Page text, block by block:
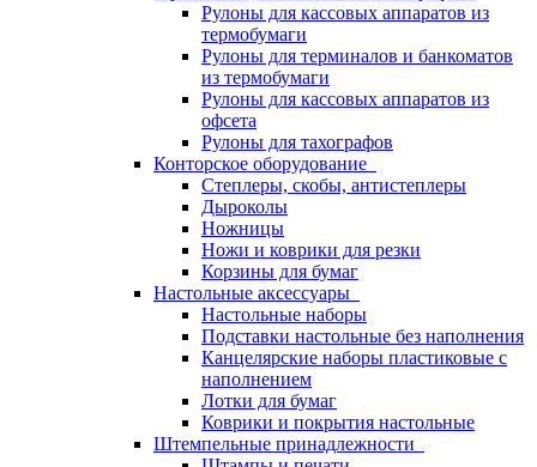
Рулоны для кассовых аппаратов из
термобумаги
Рулоны для терминалов и банкоматов
из термобумаги
Рулоны для кассовых аппаратов из
офсета
Рулоны для тахографов
Конторское оборудование
Степлеры, скобы, антистеплеры
Дыроколы
Ножницы
Ножи и коврики для резки
Корзины для бумаг
Настольные аксессуары
Настольные наборы
Подставки настольные без наполнения
Канцелярские наборы пластиковые с
наполнением
Лотки для бумаг
Коврики и покрытия настольные
Штемпельные принадлежности